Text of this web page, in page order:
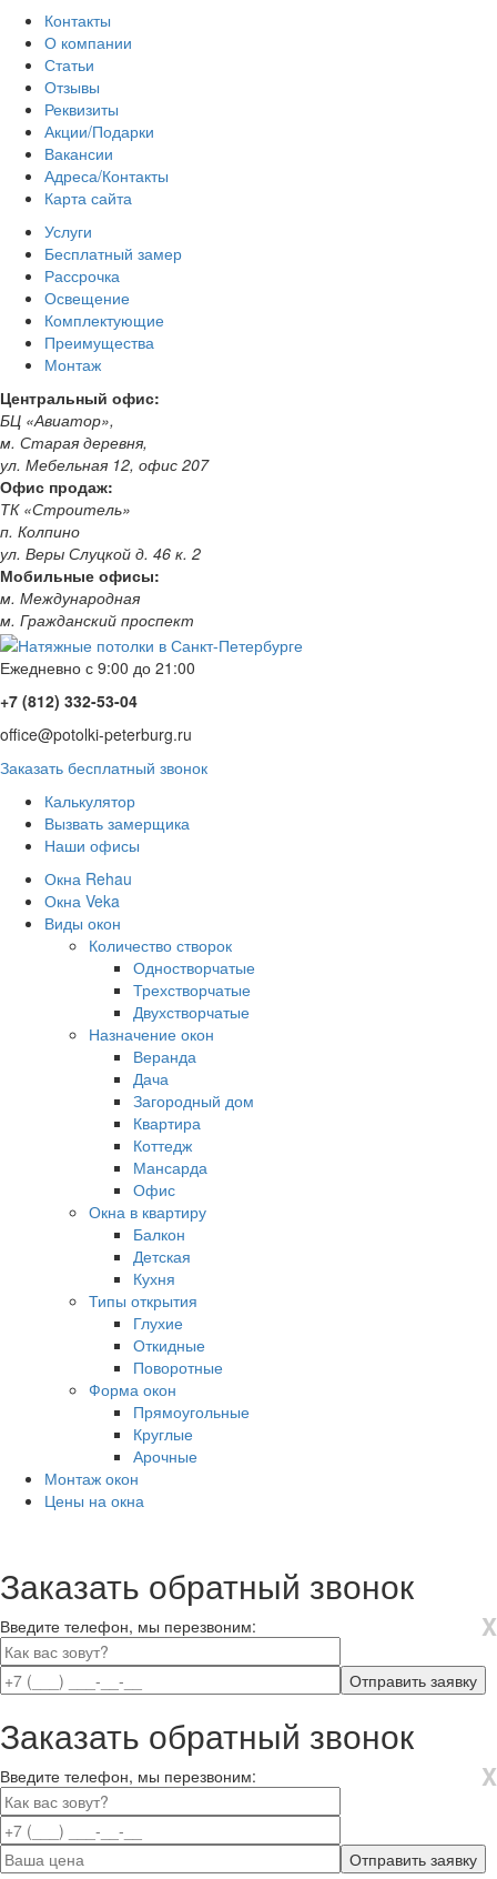
Контакты
О компании
Статьи
Отзывы
Реквизиты
Акции/Подарки
Вакансии
Адреса/Контакты
Карта сайта
Услуги
Бесплатный замер
Рассрочка
Освещение
Комплектующие
Преимущества
Монтаж
Центральный офис:
БЦ «Авиатор»,
м. Старая деревня,
ул. Мебельная 12, офис 207
Офис продаж:
ТК «Строитель»
п. Колпино
ул. Веры Слуцкой д. 46 к. 2
Мобильные офисы:
м. Международная
м. Гражданский проспект
Ежедневно с 9:00 до 21:00
+7 (812) 332-53-04
office@potolki-peterburg.ru
Заказать бесплатный звонок
Калькулятор
Вызвать замерщика
Наши офисы
Окна Rehau
Окна Veka
Виды окон
Количество створок
Одностворчатые
Трехстворчатые
Двухстворчатые
Назначение окон
Веранда
Дача
Загородный дом
Квартира
Коттедж
Мансарда
Офис
Окна в квартиру
Балкон
Детская
Кухня
Типы открытия
Глухие
Откидные
Поворотные
Форма окон
Прямоугольные
Круглые
Арочные
Монтаж окон
Цены на окна
Заказать обратный звонок
X
Введите телефон, мы перезвоним:
Заказать обратный звонок
X
Введите телефон, мы перезвоним: